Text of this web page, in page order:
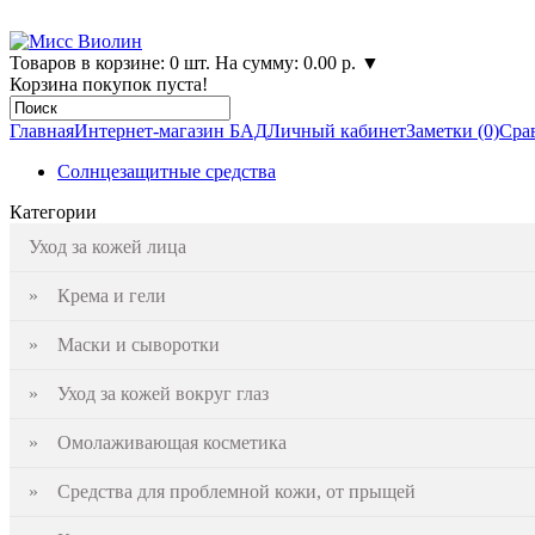
Товаров в корзине: 0 шт. На сумму: 0.00 р. ▼
Корзина покупок пуста!
ГлавнаяИнтернет-магазин БАДЛичный кабинетЗаметки (0)
Солнцезащитные средства
Категории
Уход за кожей лица
» Крема и гели
» Маски и сыворотки
» Уход за кожей вокруг глаз
» Омолаживающая косметика
» Средства для проблемной кожи, от прыщей